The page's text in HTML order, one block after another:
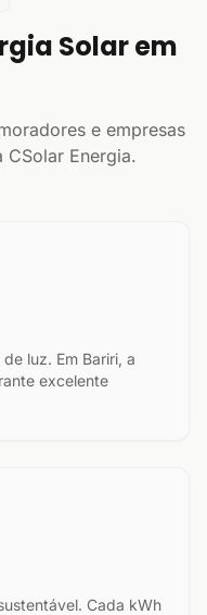
Solar em
e empresas
CSolar Energia.
luz. Em Bariri, a
excelente
Cada kWh